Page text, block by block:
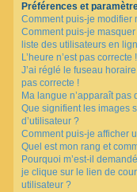
Préférences et
Comment puis-je modifier
Comment puis-je
liste des utilisateurs en
L’heure n’est pas correcte !
J’ai réglé le fuseau
pas correcte !
Ma langue n’apparaît pas
Que signifient les images
d’utilisateur ?
Comment puis-je afficher
Quel est mon rang et
Pourquoi m’est-il
je clique sur le lien de
utilisateur ?